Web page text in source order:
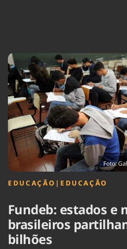
Agronegócios
Brasil
Brasil Mineral
Ciência &
Tecnologia
Cinema
Comportamento
Cultura
Economia
Educação
Infraestrutura
Internacional
Foto:
EDUCAÇÃO | EDUCAÇÃO
Fundeb: estados e
brasileiros
bilhões